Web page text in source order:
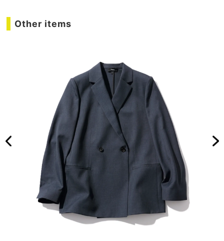
Other items